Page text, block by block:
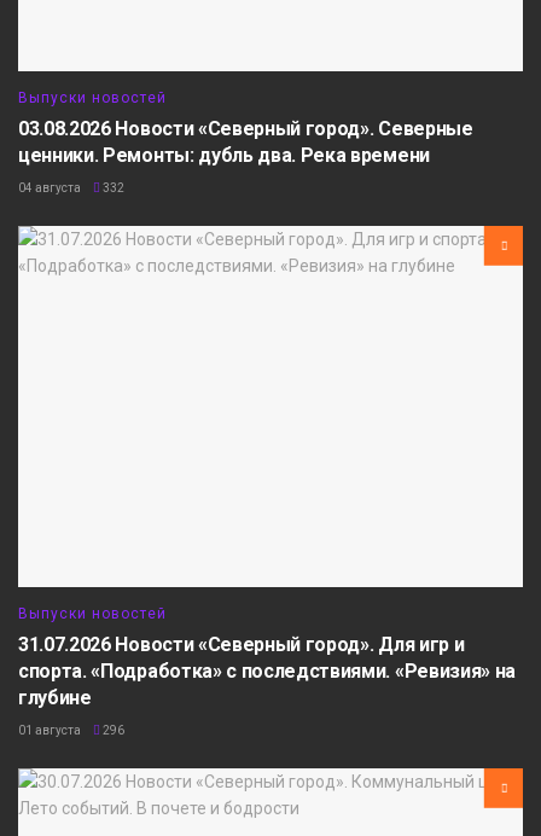
Выпуски новостей
03.08.2026 Новости «Северный город». Северные
ценники. Ремонты: дубль два. Река времени
04 августа 332
Выпуски новостей
31.07.2026 Новости «Северный город». Для игр и
спорта. «Подработка» с последствиями. «Ревизия» на
глубине
01 августа 296